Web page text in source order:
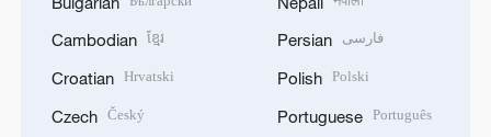
Cambodian ខ្មែរ
Croatian Hrvatski
Czech Český
Persian فارسی
Polish Polski
Portuguese Português